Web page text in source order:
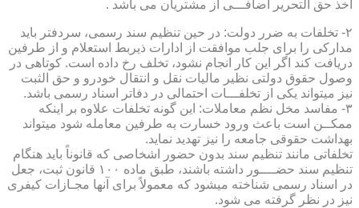
اخذ حق التحریر اضافـــی از مشتریان می باشد .
۲- تخلفات به ضرر دولت: در حین تنظیم سند رسمی، سردفتر باید
مدارکی را برای جلب موافقت از ادارات ذیربط استعلام و از طرفین
دریافت کند اگر این کار انجام نشود، تخلف رخ داده است. کوتاهی در
وصول حقوق دولتی نظیر مالیات نقل و انتقال خودرو و حق الثبت
نیز میتواند یکی از تخلفـــات احتمالی در دفاتر اسناد رسمی باشد.
۳- مفاسد مخل نظم معاملات: این گونه تخلفات علاوه بر اینکه
ممکــن است باعث ورود خسارت به طرفین معامله شود میتواند
بهداشت حقوقی جامعه را نیز تهدید نماید.
تخلفاتی مانند تنظیم سند بدون حضور اشخاصی که قانوناً باید هنگام
تنظیم سند حضــــور داشته باشند، طبق ماده ۱۰۰ قانون ثبت، جعل
در اسناد رسمی شناخته میشود که معمولاً برای آنها مجـازات کیفری
نیز در نظر گرفته می شود.